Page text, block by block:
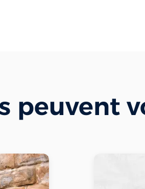
peuvent